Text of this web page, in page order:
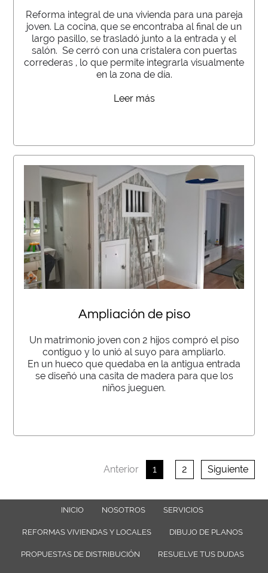
Reforma integral de una vivienda para una pareja
joven. La cocina, que se encontraba al final de un
largo pasillo, se trasladó junto a la entrada y el
salón. Se cerró con una cristalera con puertas
correderas , lo que permite integrarla visualmente
en la zona de día.
Leer más
Ampliación de piso
Un matrimonio joven con 2 hijos compró el piso
contiguo y lo unió al suyo para ampliarlo.
En un hueco que quedaba en la antigua entrada
se diseñó una casita de madera para que los
niños jueguen.
Anterior 1 2 Siguiente
INICIO NOSOTROS SERVICIOS
REFORMAS VIVIENDAS Y LOCALES DIBUJO DE PLANOS
PROPUESTAS DE DISTRIBUCIÓN RESUELVE TUS DUDAS